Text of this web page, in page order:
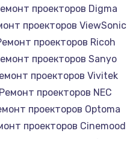
990 руб.
Заказать
жесткого диска
875 руб.
Заказать
драйверов
проекторов Digma
проекторов ViewSonic
проекторов Ricoh
проекторов Sanyo
проекторов Vivitek
Ремонт проекторов NEC
проекторов Optoma
проекторов Cinemood